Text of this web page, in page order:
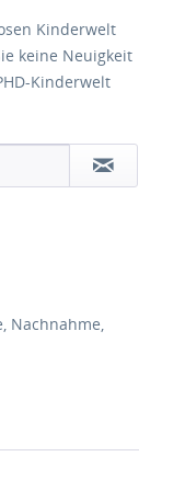
Kinderwelt
keine Neuigkeit
Kinderwelt
Nachnahme,